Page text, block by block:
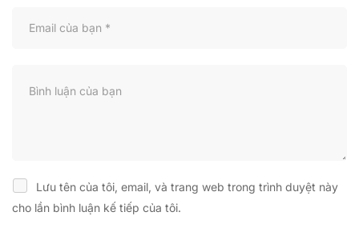
Lưu tên của tôi, email, và trang web trong trình duyệt này
cho lần bình luận kế tiếp của tôi.